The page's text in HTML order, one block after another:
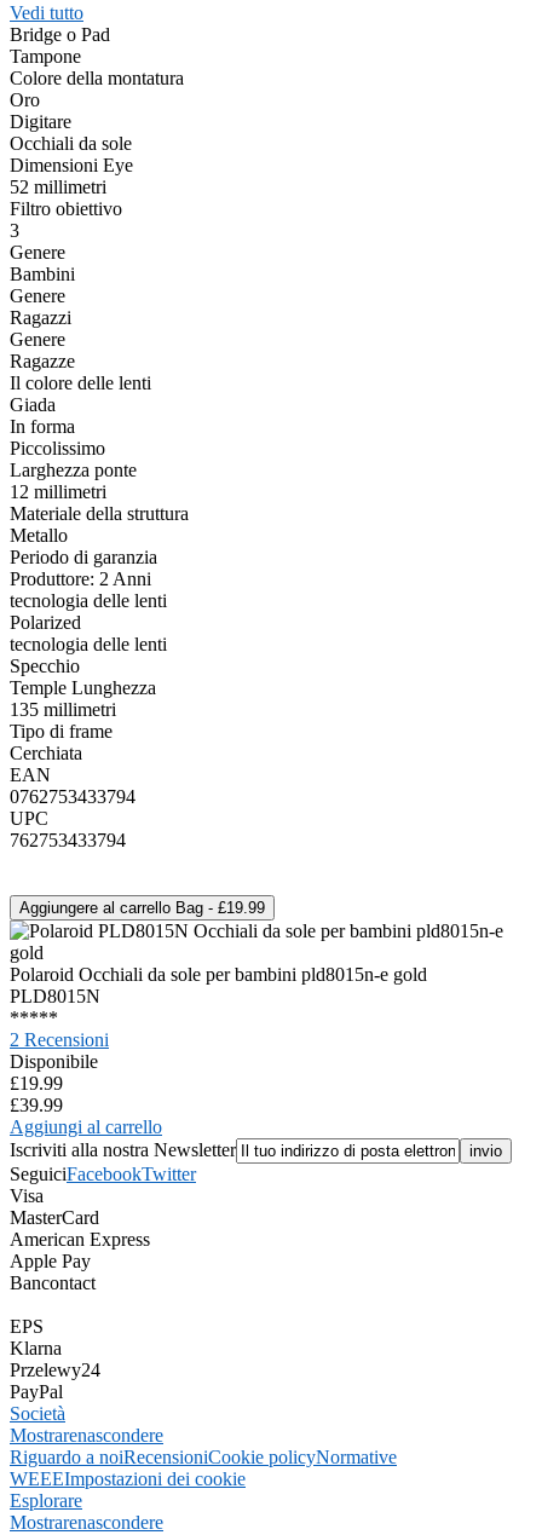
Vedi tutto
Bridge o Pad
Tampone
Colore della montatura
Oro
Digitare
Occhiali da sole
Dimensioni Eye
52 millimetri
Filtro obiettivo
3
Genere
Bambini
Genere
Ragazzi
Genere
Ragazze
Il colore delle lenti
Giada
In forma
Piccolissimo
Larghezza ponte
12 millimetri
Materiale della struttura
Metallo
Periodo di garanzia
Produttore: 2 Anni
tecnologia delle lenti
Polarized
tecnologia delle lenti
Specchio
Temple Lunghezza
135 millimetri
Tipo di frame
Cerchiata
EAN
0762753433794
UPC
762753433794
Polaroid Occhiali da sole per bambini pld8015n-e gold
PLD8015N
*****
2 Recensioni
Disponibile
£19.99
£39.99
Aggiungi al carrello
Iscriviti alla nostra Newsletter
SeguiciFacebookTwitter
Visa
MasterCard
American Express
Apple Pay
Bancontact
EPS
Klarna
Przelewy24
PayPal
Società
Mostrarenascondere
Riguardo a noiRecensioniCookie policyNormative
WEEEImpostazioni dei cookie
Esplorare
Mostrarenascondere